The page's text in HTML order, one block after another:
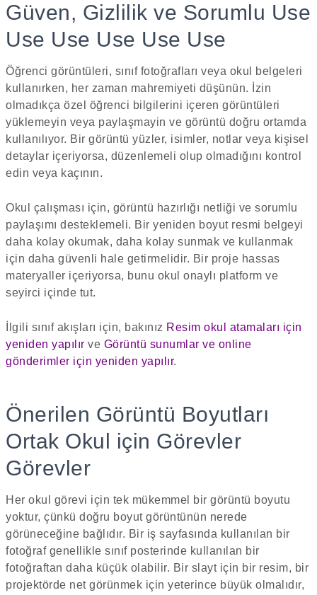
Güven, Gizlilik ve Sorumlu Use
Use Use Use Use Use
Öğrenci görüntüleri, sınıf fotoğrafları veya okul belgeleri
kullanırken, her zaman mahremiyeti düşünün. İzin
olmadıkça özel öğrenci bilgilerini içeren görüntüleri
yüklemeyin veya paylaşmayin ve görüntü doğru ortamda
kullanılıyor. Bir görüntü yüzler, isimler, notlar veya kişisel
detaylar içeriyorsa, düzenlemeli olup olmadığını kontrol
edin veya kaçının.
Okul çalışması için, görüntü hazırlığı netliği ve sorumlu
paylaşımı desteklemeli. Bir yeniden boyut resmi belgeyi
daha kolay okumak, daha kolay sunmak ve kullanmak
için daha güvenli hale getirmelidir. Bir proje hassas
materyaller içeriyorsa, bunu okul onaylı platform ve
seyirci içinde tut.
İlgili sınıf akışları için, bakınız Resim okul atamaları için
yeniden yapılır ve Görüntü sunumlar ve online
gönderimler için yeniden yapılır.
Önerilen Görüntü Boyutları
Ortak Okul için Görevler
Görevler
Her okul görevi için tek mükemmel bir görüntü boyutu
yoktur, çünkü doğru boyut görüntünün nerede
görüneceğine bağlıdır. Bir iş sayfasında kullanılan bir
fotoğraf genellikle sınıf posterinde kullanılan bir
fotoğraftan daha küçük olabilir. Bir slayt için bir resim, bir
projektörde net görünmek için yeterince büyük olmalıdır,